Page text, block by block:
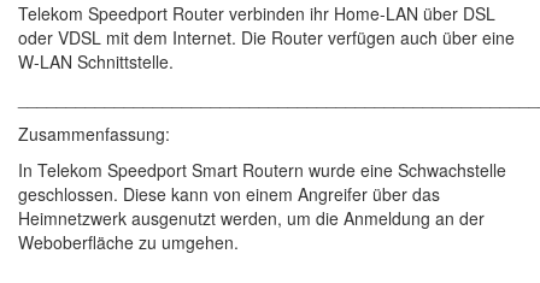
Telekom Speedport Router verbinden ihr Home-LAN über DSL
oder VDSL mit dem Internet. Die Router verfügen auch über eine
W-LAN Schnittstelle.
Zusammenfassung:
In Telekom Speedport Smart Routern wurde eine Schwachstelle
geschlossen. Diese kann von einem Angreifer über das
Heimnetzwerk ausgenutzt werden, um die Anmeldung an der
Weboberfläche zu umgehen.